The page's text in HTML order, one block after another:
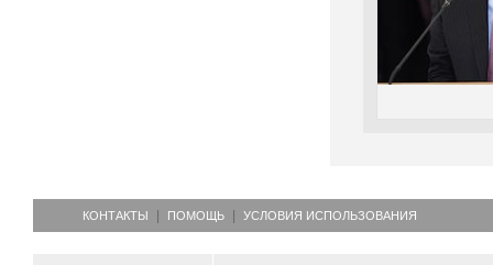
КОНТАКТЫ ПОМОЩЬ УСЛОВИЯ ИСПОЛЬЗОВАНИЯ